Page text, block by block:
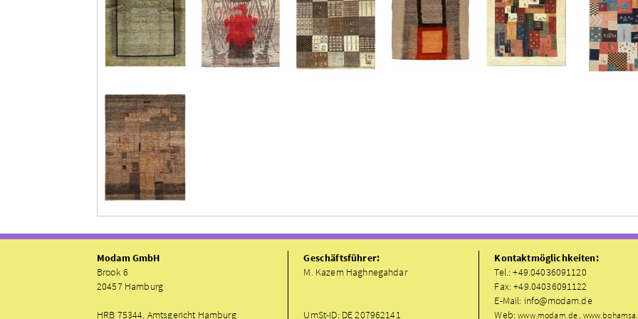
Modam GmbH
Brook 6
20457 Hamburg
HRB 75344, Amtsgericht Hamburg
Geschäftsführer:
M. Kazem Haghnegahdar
UmSt-ID: DE 207962141
Kontaktmöglichkeiten:
Tel.: +49.04036091120
Fax: +49.04036091122
E-Mail: info@modam.de
Web:www.modam.de ,